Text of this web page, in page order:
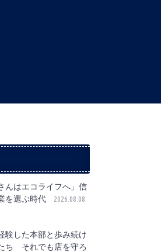
んはエコライフへ」信
を選ぶ時代
2026.08.08
験した本部と歩み続け
ち それでも店を守ろ